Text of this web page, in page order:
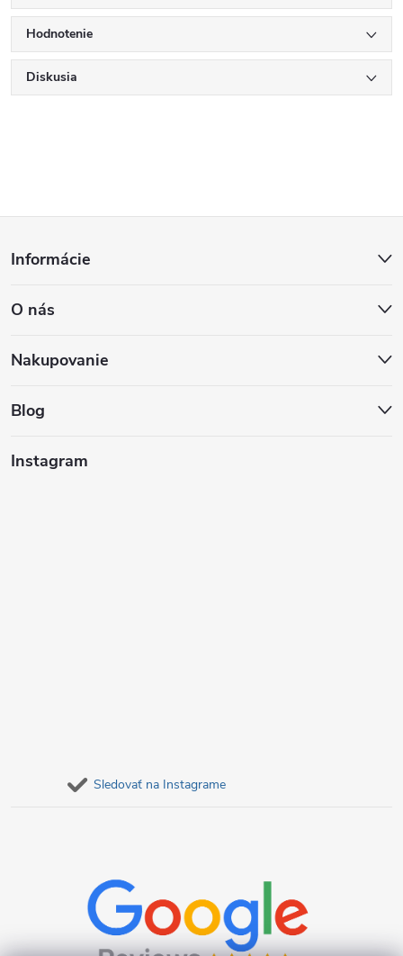
Hodnotenie
Diskusia
p
ä
Informácie
O nás
Nakupovanie
Blog
Instagram
Sledovať na Instagrame